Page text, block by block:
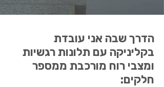
הדרך שבה אני עובדת
בקליניקה עם תלונות רגשיות
ומצבי רוח מורכבת ממספר
חלקים: